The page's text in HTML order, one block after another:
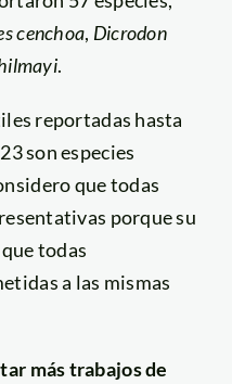
cenchoa, Dicrodon
.
reportadas hasta
son especies
que todas
porque su
todas
a las mismas
más trabajos de